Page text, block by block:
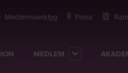
Medlemsverktyg Press
MEDLEM